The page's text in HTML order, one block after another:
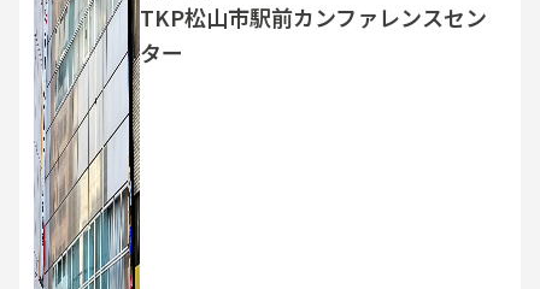
TKP松山市駅前カンファレンスセン
ター